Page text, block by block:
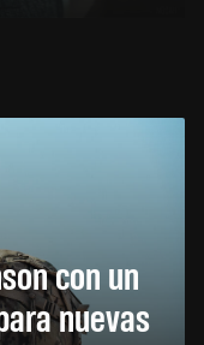
con un
nuevas